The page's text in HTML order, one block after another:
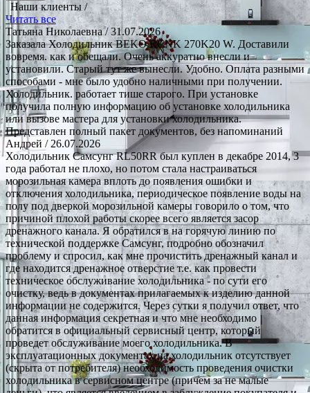
Наши клиенты /
Читать все
Татьяна Николаевна/ 31.07.2026
Заказала Холодильник BEKO RCNK 270K20 W. Доставили
вовремя. как и обещали. Очень аккуратно внесли и
установили. Старый тут же вынесли. Удобно. Оплата разными
способами - мне было удобно наличными при получении.
Холодильник. работает тише старого. При установке
получила полную информацию об установке холодильника
или вызове мастера для установки холодильника.
Представлен полный пакет документов, без напоминаний
Андрей / 26.07.2026
Холодильник Самсунг RL50RR был куплен в декабре 2014, 3
года работал не плохо, но потом стала настраиваться
морозильная камера вплоть до появления ошибки и
отключения холодильника, периодическое появление воды на
полу под дверкой морозильной камеры говорило о том, что
причиной плохой работы скорее всего является засор
дренажного канала. Я обратился в на горячую линию по
технической поддержке Самсунг, подробно обозначил
проблему и спросил, как мне прочистить дренажный канал и
где находится дренажное отверстие т.е. как провести
техническое обслуживание холодильника - по сути его
очистку, ведь в документах прилагаемых к изделию данной
информации не содержится. Через сутки я получил ответ, что
данная информация секретная и что мне необходимо
обратится в официальный сервисный центр, который
проведет обслуживание моего холодильника. В
эксплуатационных документах на холодильник отсутствует
(скрыта от потребителя) необходимость проведения очистки
холодильника в сервисном центре (причем за не малые